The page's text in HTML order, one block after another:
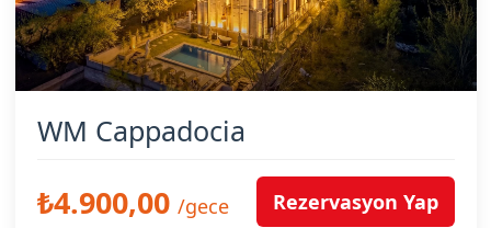
WM Cappadocia
₺4.900,00 /gece Rezervasyon Yap